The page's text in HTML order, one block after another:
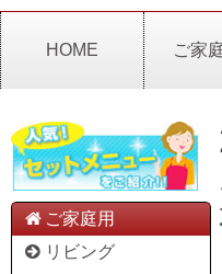
HOME ご家
ご家庭用
リビング